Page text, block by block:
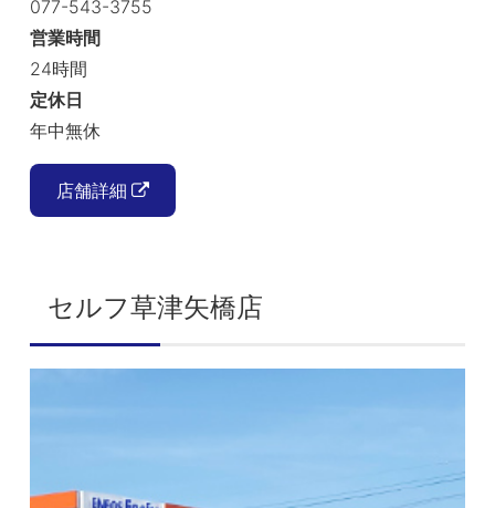
077-543-3755
営業時間
24時間
定休日
年中無休
店舗詳細
セルフ草津矢橋店